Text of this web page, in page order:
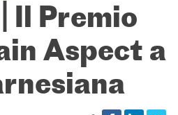
FORMAZIONE
Il Premio
Aspect a